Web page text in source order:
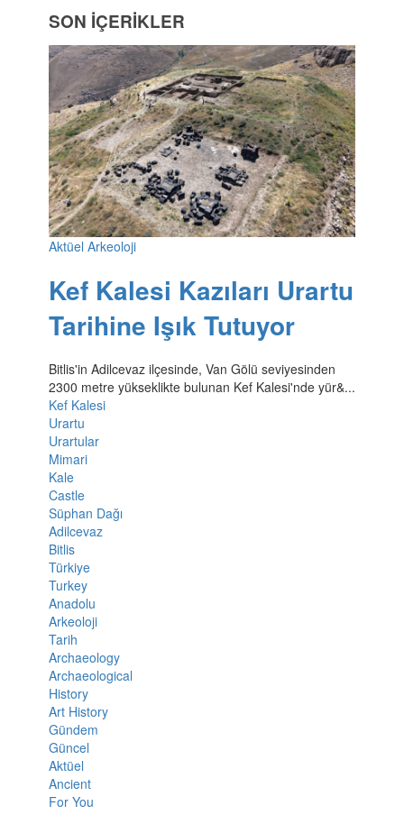
SON İÇERİKLER
Aktüel Arkeoloji
Kef Kalesi Kazıları Urartu
Tarihine Işık Tutuyor
Bitlis'in Adilcevaz ilçesinde, Van Gölü seviyesinden
2300 metre yükseklikte bulunan Kef Kalesi'nde yür&...
Kef Kalesi
Urartu
Urartular
Mimari
Kale
Castle
Süphan Dağı
Adilcevaz
Bitlis
Türkiye
Turkey
Anadolu
Arkeoloji
Tarih
Archaeology
Archaeological
History
Art History
Gündem
Güncel
Aktüel
Ancient
For You